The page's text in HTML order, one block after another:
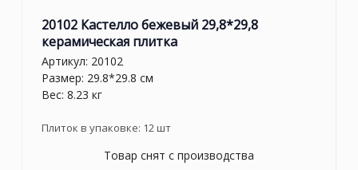
20102 Кастелло бежевый 29,8*29,8
керамическая плитка
Артикул: 20102
Размер: 29.8*29.8 см
Вес: 8.23 кг
Плиток в упаковке: 12шт
Товар снят с производства